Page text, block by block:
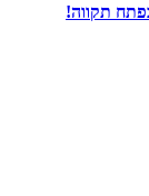
תקווה!